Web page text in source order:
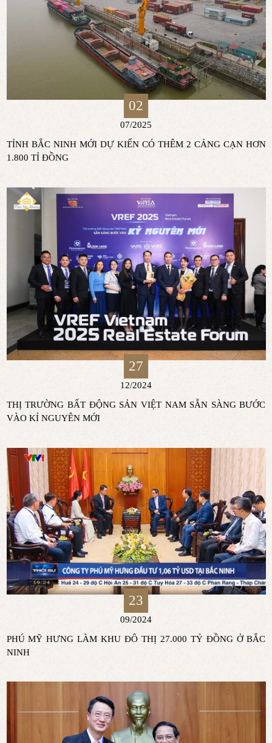
02
07/2025
TỈNH BẮC NINH MỚI DỰ KIẾN CÓ THÊM 2 CẢNG CẠN HƠN
1.800 TỈ ĐỒNG
27
12/2024
THỊ TRƯỜNG BẤT ĐỘNG SẢN VIỆT NAM SẴN SÀNG BƯỚC
VÀO KỈ NGUYÊN MỚI
23
09/2024
PHÚ MỸ HƯNG LÀM KHU ĐÔ THỊ 27.000 TỶ ĐỒNG Ở BẮC
NINH